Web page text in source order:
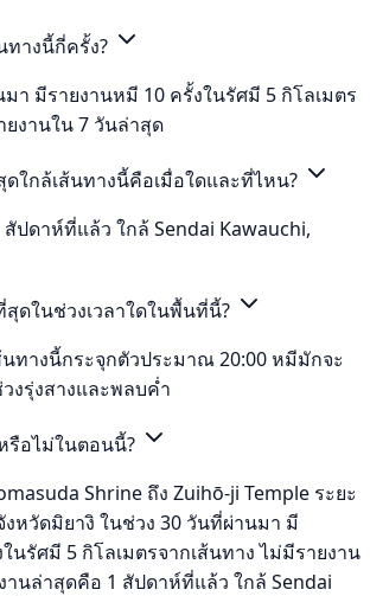
ทางนี้กี่ครั้ง?
า มีรายงานหมี 10 ครั้งในรัศมี 5 กิโลเมตร
ยงานใน 7 วันล่าสุด
ใกล้เส้นทางนี้คือเมื่อใดและที่ไหน?
ปดาห์ที่แล้ว ใกล้ Sendai Kawauchi,
ดในช่วงเวลาใดในพื้นที่นี้?
ทางนี้กระจุกตัวประมาณ 20:00 หมีมักจะ
งรุ่งสางและพลบค่ำ
รือไม่ในตอนนี้?
Shrine ถึง Zuihō-ji Temple ระยะ
งหวัดมิยางิ ในช่วง 30 วันที่ผ่านมา มี
นรัศมี 5 กิโลเมตรจากเส้นทาง ไม่มีรายงาน
านล่าสุดคือ 1 สัปดาห์ที่แล้ว ใกล้ Sendai